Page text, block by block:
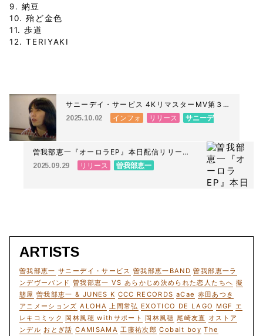
9. 納豆
10. 殆ど金色
11. 歩道
12. TERIYAKI
サニーデイ・サービス 4KリマスターMV第３
弾公開！さらに『若者たち』30周年記念盤の
録!!
2025.10.02 インフォ リリース
サニーデ
曽我部恵一『オーロラEP』本日配信リリー
ス！
2025.09.29 リリース 曽我部恵一
ARTISTS
曽我部恵一 サニーデイ・サービス 曽我部恵一BAND 曽我部恵一ラ
ンデヴーバンド 曽我部恵一 VS あらかじめ決められた恋人たちへ 擬
態屋 曽我部恵一 & JUNES K CCC RECORDS aCae 赤田あつき
アニメーションズ ALOHA 上間常弘 EXOTICO DE LAGO MGF エ
レキコミック 岡林風穂 withサポート 岡林風穂 尾崎友直 オストア
ンデル おとぎ話 CAMISAMA 工藤祐次郎 Cobalt boy The